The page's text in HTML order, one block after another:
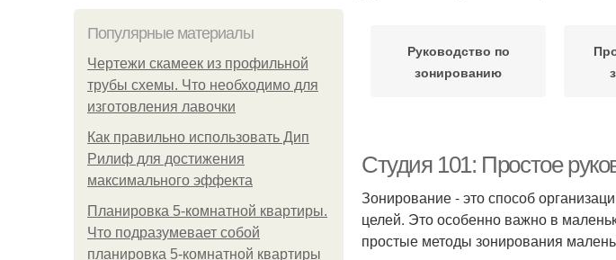
Популярные материалы
Чертежи скамеек из профильной
трубы схемы. Что необходимо для
изготовления лавочки
Как правильно использовать Дип
Рилиф для достижения
максимального эффекта
Планировка 5-комнатной квартиры.
Что подразумевает собой
планировка 5-комнатной квартиры
Руководство по
зонированию
Студия 101: Простое
Зонирование - это способ
целей. Это особенно важно в
простые методы зонирования